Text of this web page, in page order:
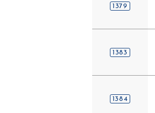
1379
1383
1384